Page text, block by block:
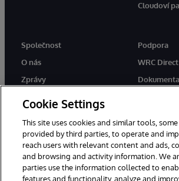
Cloudoví
Společnost
O nás
Zprávy
Podpora
WRC Direct
Cookie Settings
This site uses cookies and similar tools,
provided by third parties, to operate and
reach users with relevant content and ads,
and browsing and activity information. We
parties use the information collected to
features and functionality, analyze and